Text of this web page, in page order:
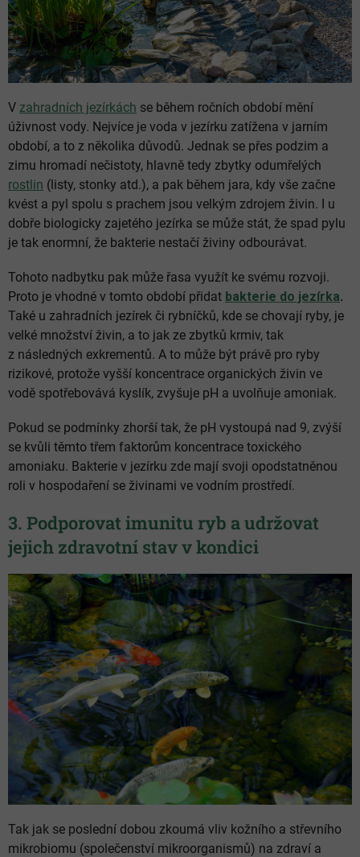
V zahradních jezírkách se během ročních období mění
úživnost vody. Nejvíce je voda v jezírku zatížena v jarním
období, a to z několika důvodů. Jednak se přes podzim a
zimu hromadí nečistoty, hlavně tedy zbytky odumřelých
rostlin (listy, stonky atd.), a pak během jara, kdy vše začne
kvést a pyl spolu s prachem jsou velkým zdrojem živin. I u
dobře biologicky zajetého jezírka se může stát, že spad pylu
je tak enormní, že bakterie nestačí živiny odbourávat.
Tohoto nadbytku pak může řasa využít ke svému rozvoji.
Proto je vhodné v tomto období přidat bakterie do jezírka.
Také u zahradních jezírek či rybníčků, kde se chovají ryby, je
velké množství živin, a to jak ze zbytků krmiv, tak
z následných exkrementů. A to může být právě pro ryby
rizikové, protože vyšší koncentrace organických živin ve
vodě spotřebovává kyslík, zvyšuje pH a uvolňuje amoniak.
Pokud se podmínky zhorší tak, že pH vystoupá nad 9, zvýší
se kvůli těmto třem faktorům koncentrace toxického
amoniaku. Bakterie v jezírku zde mají svoji opodstatněnou
roli v hospodaření se živinami ve vodním prostředí.
3. Podporovat imunitu ryb a udržovat
jejich zdravotní stav v kondici
Tak jak se poslední dobou zkoumá vliv kožního a střevního
mikrobiomu (společenství mikroorganismů) na zdraví a